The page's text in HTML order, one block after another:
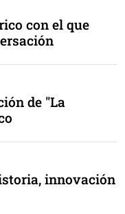
con el que
de "La
innovación